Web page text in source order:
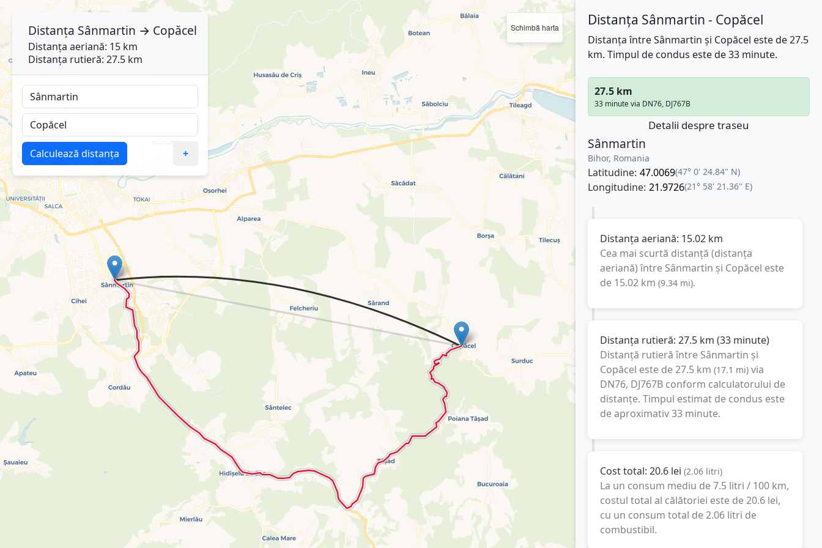
Schimbă harta Distanța Sânmartin - Copăcel
Distanța între Sânmartin și Copăcel este de 27.5
km. Timpul de condus este de 33 minute.
27.5 km
33 minute via DN76, DJ767B
Detalii despre traseu
Sânmartin
Bihor, Romania
Latitudine: 47.0069(47° 0' 24.84" N)
Longitudine: 21.9726(21° 58' 21.36" E)
Distanța aeriană: 15.02 km
Cea mai scurtă distanță (distanța
aeriană) între Sânmartin și Copăcel este
de 15.02 km (9.34 mi).
Distanța rutieră: 27.5 km (33 minute)
Distanță rutieră între Sânmartin și
Copăcel este de27.5 km (17.1 mi) via
DN76, DJ767Bconform calculatorului de
distanțe. Timpul estimat de condus este
de aproximativ33 minute.
Cost total: 20.6 lei (2.06 litri)
La un consum mediu de7.5 litri / 100 km,
costul total al călătoriei este de20.6 lei,
cu un consum total de2.06 litri de
combustibil.
Distanța Sânmartin → Copăcel
Distanța aeriană: 15 km
Distanța rutieră: 27.5 km
Calculează distanța +